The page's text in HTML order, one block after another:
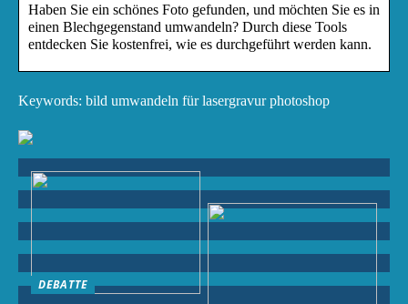
Haben Sie ein schönes Foto gefunden, und möchten Sie es in
einen Blechgegenstand umwandeln? Durch diese Tools
entdecken Sie kostenfrei, wie es durchgeführt werden kann.
Keywords: bild umwandeln für lasergravur photoshop
DEBATTE